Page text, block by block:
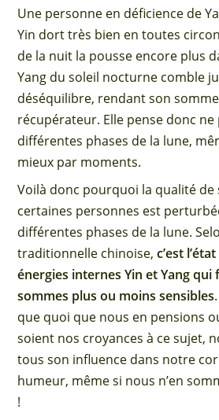
Une personne en déficience de
Yin dort très bien en toutes
de la nuit la pousse encore plus
Yang du soleil nocturne comble
déséquilibre, rendant son
récupérateur. Elle pense donc ne
différentes phases de la lune,
mieux par moments.
Voilà donc pourquoi la qualité de
certaines personnes est
différentes phases de la lune.
traditionnelle chinoise,c’est
énergies internes Yin et Yang
sommes plus ou moins sensibles
que quoi que nous en pensions
soient nos croyances à ce sujet,
tous son influence dans notre
humeur, même si nous n’en
!